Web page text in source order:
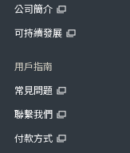
公司簡介
可持續發展
用戶指南
常見問題
聯繫我們
付款方式